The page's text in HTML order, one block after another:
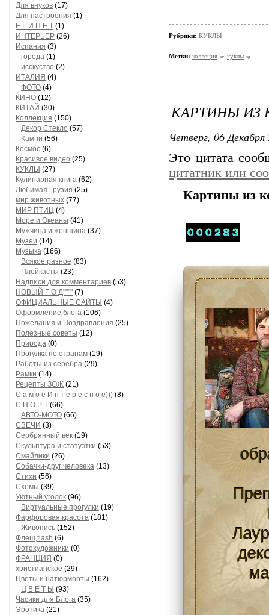
Для внуков (17)
Для настроения (1)
Е Г И П Е Т (1)
ИНТЕРЬЕР (26)
Испания (3)
города (1)
исскуство (2)
ИТАЛИЯ (4)
ФОТО (4)
КИНО (12)
КИТАЙ (30)
Коллекция (150)
Декор Стекло (57)
Камни (56)
Космос (6)
Красивое видео (25)
КУКЛЫ (27)
Кулинарная книга (62)
Любимая Грузия (25)
мир животных (77)
МИР ПТИЦ (4)
Море и Океаны (41)
Мужчина и женщина (37)
Музеи (14)
Музыка (166)
Всякое разное (83)
Плейкасты (23)
Надписи для комментариев (53)
НОВЫЙ Г О Д"""" (7)
ОФИЦИАЛЬНЫЕ САЙТЫ (4)
Оформление блога (106)
Пожелания и Поздравления (25)
Полезные советы (12)
Природа (0)
Прогулка по странам (19)
Работы из серебра (29)
Рамки (14)
Рецепты ЗОЖ (21)
С а м о е И н т е р е с н о е))) (8)
С П О Р Т (66)
АВТО-МОТО (66)
СВЕЧИ (3)
Сербрянный век (19)
Скульптура и статуэтки (53)
Смайлики (26)
Собачки-друг человека (13)
Стихи (56)
Схемы (39)
Уютный уголок (96)
Виртуальные прогулки (19)
Фарфоровая красота (181)
Живопись (152)
Флеш,flash (6)
Фотохудожники (0)
ФРАНЦИЯ (0)
христианское (29)
Цветы и натюрморты (162)
Ц В Е Т Ы (93)
Часики для Блога (35)
Эротика (21)
Рубрики: КУКЛЫ
Метки: коллеция куклы
КАРТИНЫ ИЗ
Четверг, 06
Это цитата
цитатник или
Картины из